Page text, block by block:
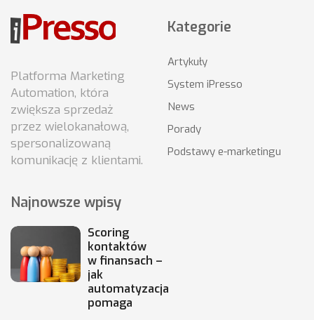
Platforma Marketing
Automation, która
zwiększa sprzedaż
przez wielokanałową,
spersonalizowaną
komunikację z klientami.
Kategorie
Artykuły
System iPresso
News
Porady
Podstawy e-marketingu
Najnowsze wpisy
Scoring
kontaktów
w finansach –
jak
automatyzacja
pomaga